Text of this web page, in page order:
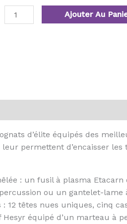
Ajouter Au
d’élite équipés des
permettent d’encaisser
: un fusil à plasma
ou un gantelet-lame
12 têtes nues uniques, cinq
équipé d’un marteau à